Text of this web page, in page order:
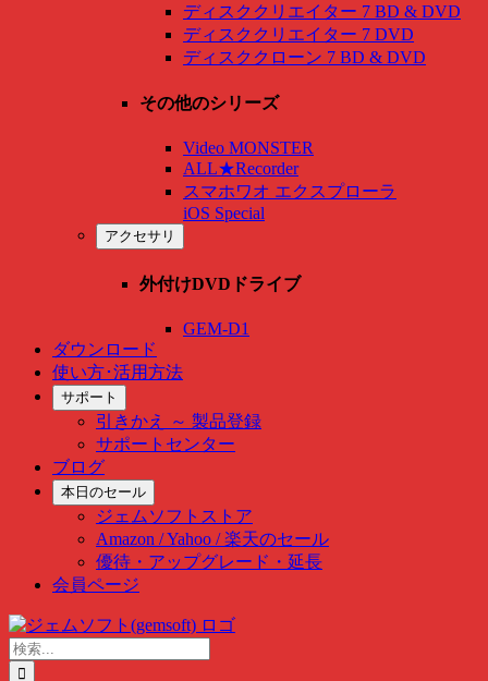
ディスククリエイター 7 BD & DVD
ディスククリエイター 7 DVD
ディスククローン 7 BD & DVD
その他のシリーズ
Video MONSTER
ALL★Recorder
スマホワオ エクスプローラ
iOS Special
アクセサリ
外付けDVDドライブ
GEM-D1
ダウンロード
使い方･活用方法
サポート
引きかえ ～ 製品登録
サポートセンター
ブログ
本日のセール
ジェムソフトストア
Amazon / Yahoo / 楽天のセール
優待・アップグレード・延長
会員ページ
Skip
to
content
検
索